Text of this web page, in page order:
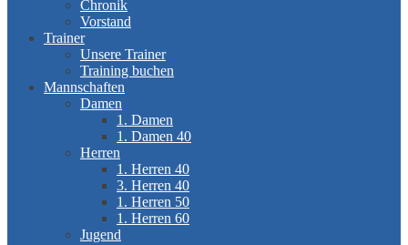
Chronik
Vorstand
Trainer
Unsere Trainer
Training buchen
Mannschaften
Damen
1. Damen
1. Damen 40
Herren
1. Herren 40
3. Herren 40
1. Herren 50
1. Herren 60
Jugend